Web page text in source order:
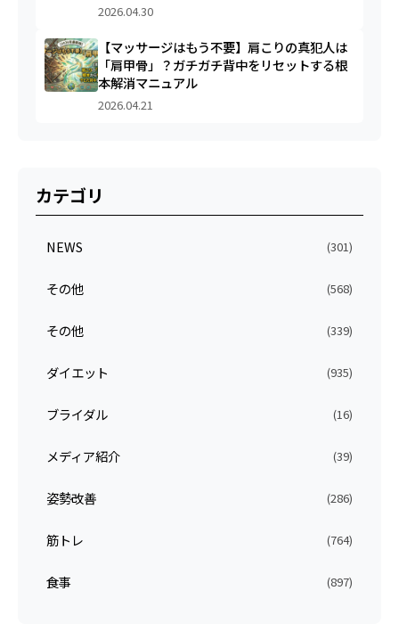
2026.04.30
【マッサージはもう不要】肩こりの真犯人は
「肩甲骨」？ガチガチ背中をリセットする根
本解消マニュアル
2026.04.21
カテゴリ
NEWS (301)
その他 (568)
その他 (339)
ダイエット (935)
ブライダル (16)
メディア紹介 (39)
姿勢改善 (286)
筋トレ (764)
食事 (897)